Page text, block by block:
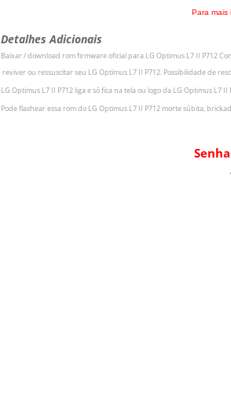
Para mais
Detalhes Adicionais
Baixar / download rom firmware oficial para LG Optimus L7 II P712
reviver ou ressuscitar seu LG Optimus L7 II P712. Possibilidade de
LG Optimus L7 II P712 liga e só fica na tela ou logo da LG Optimus L7 II
Pode flashear essa rom do LG Optimus L7 II P712 morte súbita,